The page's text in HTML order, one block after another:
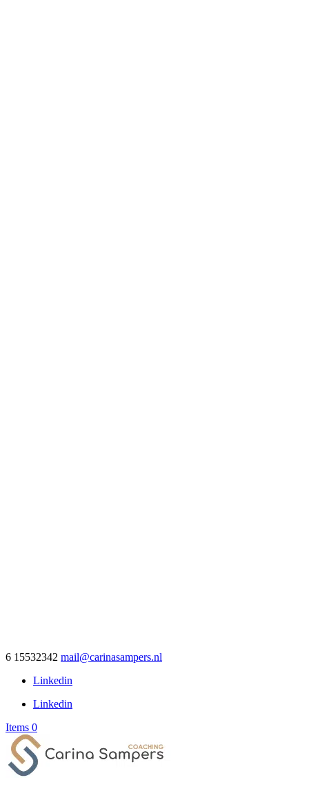
6 15532342 mail@carinasampers.nl
Linkedin
Linkedin
Items 0